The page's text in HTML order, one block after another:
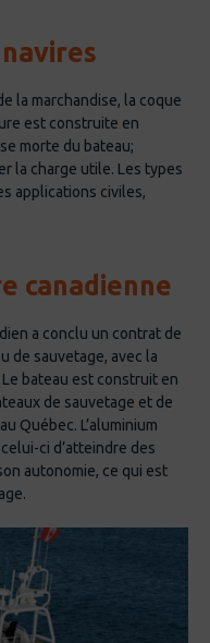
la marchandise, la coque
est construite en
morte du bateau;
la charge utile. Les types
applications civiles,
canadienne
a conclu un contrat de
de sauvetage, avec la
bateau est construit en
de sauvetage et de
Québec. L’aluminium
ci d’atteindre des
autonomie, ce qui est